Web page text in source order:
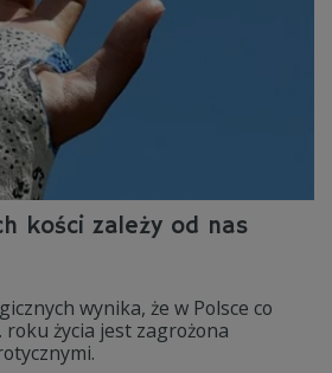
kości zależy od nas
wynika, że w Polsce co
życia jest zagrożona